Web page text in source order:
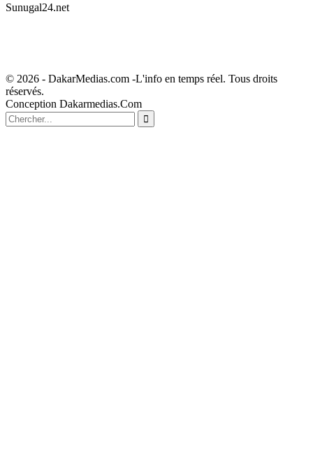
Sunugal24.net
© 2026 - DakarMedias.com -L'info en temps réel. Tous droits
réservés.
Conception Dakarmedias.Com